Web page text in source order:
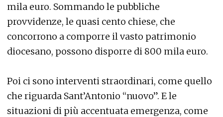
mila euro. Sommando le pubbliche
provvidenze, le quasi cento chiese, che
concorrono a comporre il vasto patrimonio
diocesano, possono disporre di 800 mila euro.
Poi ci sono interventi straordinari, come quello
che riguarda Sant’Antonio “nuovo”. E le
situazioni di più accentuata emergenza, come